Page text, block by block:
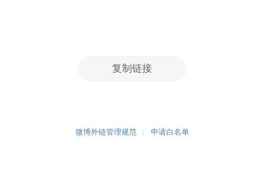
复制链接
微博外链管理规范 申请白名单